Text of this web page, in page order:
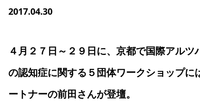
2017.04.30
４月２７日～２９日に、京都で国際アル
の認知症に関する５団体ワークショップ
ートナーの前田さんが登壇。